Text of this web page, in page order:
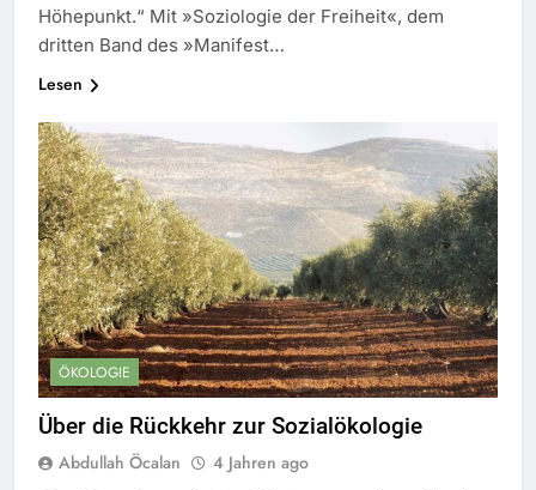
Höhepunkt.“ Mit »Soziologie der Freiheit«, dem
dritten Band des »Manifest…
Lesen
ÖKOLOGIE
Über die Rückkehr zur Sozialökologie
Abdullah Öcalan 4 Jahren ago